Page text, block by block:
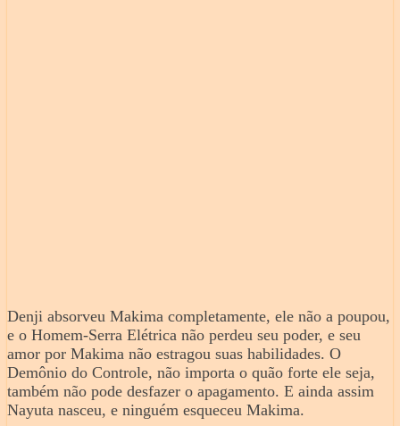
Denji absorveu Makima completamente, ele não a poupou,
e o Homem-Serra Elétrica não perdeu seu poder, e seu
amor por Makima não estragou suas habilidades. O
Demônio do Controle, não importa o quão forte ele seja,
também não pode desfazer o apagamento. E ainda assim
Nayuta nasceu, e ninguém esqueceu Makima.